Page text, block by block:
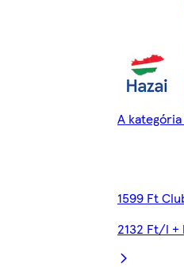
A
1599 Ft
2132 Ft/l